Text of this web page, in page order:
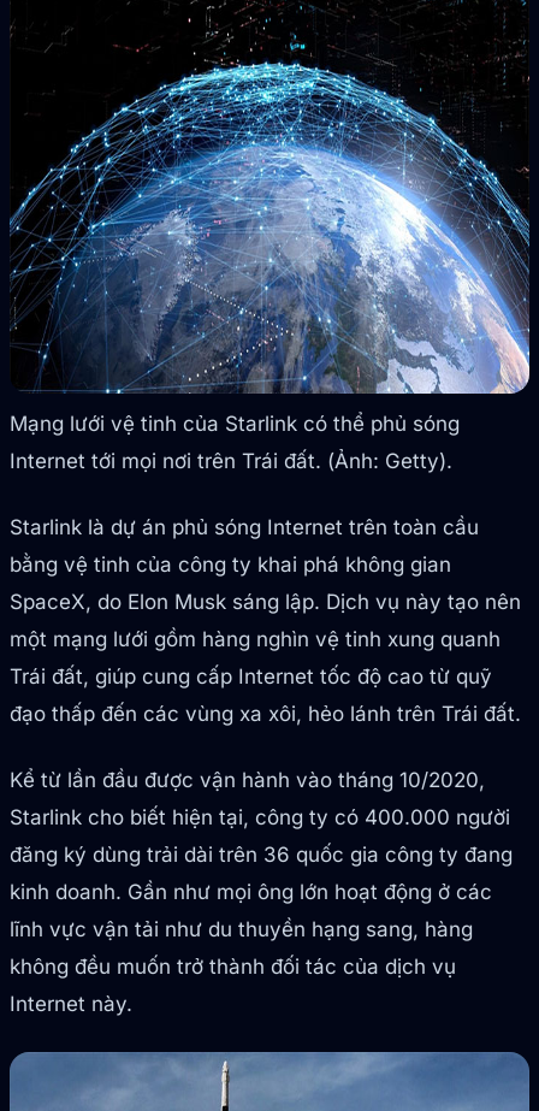
Mạng lưới vệ tinh của Starlink có thể phủ sóng
Internet tới mọi nơi trên Trái đất. (Ảnh: Getty).
Starlink là dự án phủ sóng Internet trên toàn cầu
bằng vệ tinh của công ty khai phá không gian
SpaceX, do Elon Musk sáng lập. Dịch vụ này tạo nên
một mạng lưới gồm hàng nghìn vệ tinh xung quanh
Trái đất, giúp cung cấp Internet tốc độ cao từ quỹ
đạo thấp đến các vùng xa xôi, hẻo lánh trên Trái đất.
Kể từ lần đầu được vận hành vào tháng 10/2020,
Starlink cho biết hiện tại, công ty có 400.000 người
đăng ký dùng trải dài trên 36 quốc gia công ty đang
kinh doanh. Gần như mọi ông lớn hoạt động ở các
lĩnh vực vận tải như du thuyền hạng sang, hàng
không đều muốn trở thành đối tác của dịch vụ
Internet này.